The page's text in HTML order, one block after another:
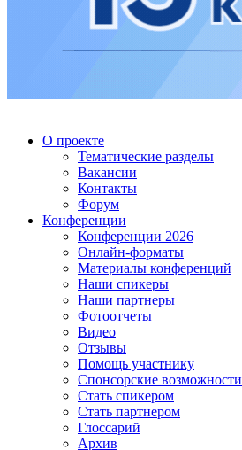
О проекте
Тематические разделы
Вакансии
Контакты
Форум
Конференции
Конференции 2026
Онлайн-форматы
Материалы конференций
Наши спикеры
Наши партнеры
Фотоотчеты
Видео
Отзывы
Помощь участнику
Спонсорские возможности
Стать спикером
Стать партнером
Глоссарий
Архив